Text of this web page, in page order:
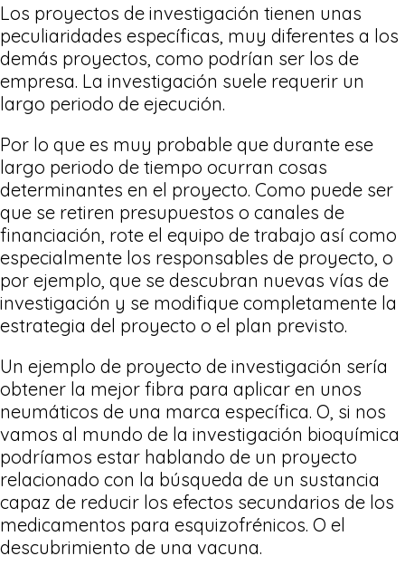
Los proyectos de investigación tienen unas
peculiaridades específicas, muy diferentes a los
demás proyectos, como podrían ser los de
empresa. La investigación suele requerir un
largo periodo de ejecución.
Por lo que es muy probable que durante ese
largo periodo de tiempo ocurran cosas
determinantes en el proyecto. Como puede ser
que se retiren presupuestos o canales de
financiación, rote el equipo de trabajo así como
especialmente los responsables de proyecto, o
por ejemplo, que se descubran nuevas vías de
investigación y se modifique completamente la
estrategia del proyecto o el plan previsto.
Un ejemplo de proyecto de investigación sería
obtener la mejor fibra para aplicar en unos
neumáticos de una marca específica. O, si nos
vamos al mundo de la investigación bioquímica
podríamos estar hablando de un proyecto
relacionado con la búsqueda de un sustancia
capaz de reducir los efectos secundarios de los
medicamentos para esquizofrénicos. O el
descubrimiento de una vacuna.